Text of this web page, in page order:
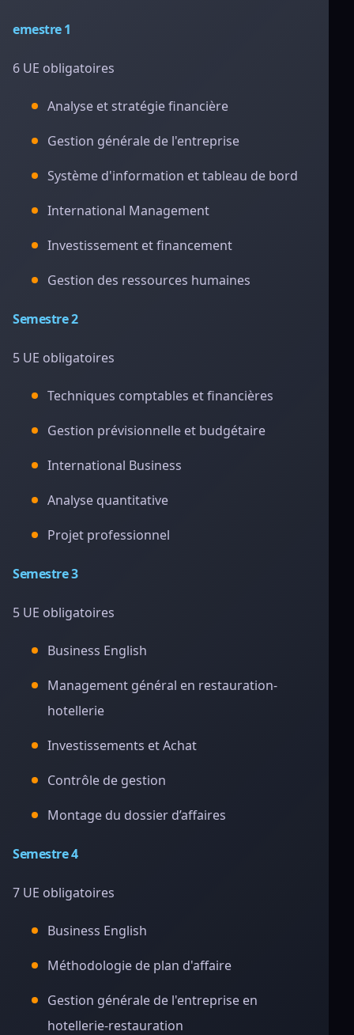
emestre 1
6 UE obligatoires
Analyse et stratégie financière
Gestion générale de l'entreprise
Système d'information et tableau de bord
International Management
Investissement et financement
Gestion des ressources humaines
Semestre 2
5 UE obligatoires
Techniques comptables et financières
Gestion prévisionnelle et budgétaire
International Business
Analyse quantitative
Projet professionnel
Semestre 3
5 UE obligatoires
Business English
Management général en restauration-
hotellerie
Investissements et Achat
Contrôle de gestion
Montage du dossier d’affaires
Semestre 4
7 UE obligatoires
Business English
Méthodologie de plan d'affaire
Gestion générale de l'entreprise en
hotellerie-restauration